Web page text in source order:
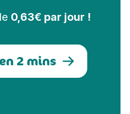
0,63€ par jour !
2 mins